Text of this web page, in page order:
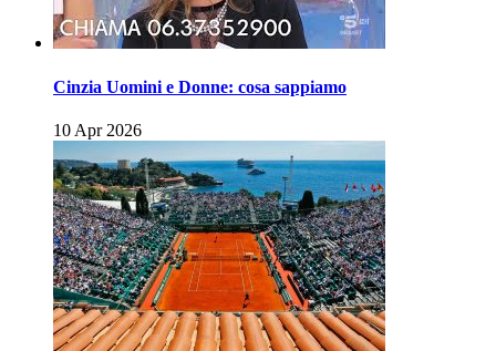
Cinzia Uomini e Donne: cosa sappiamo
10 Apr 2026